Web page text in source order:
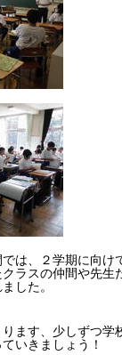
は、２学期に向け
ラスの仲間や先生
した。
ます、少しずつ学
いきましょう！